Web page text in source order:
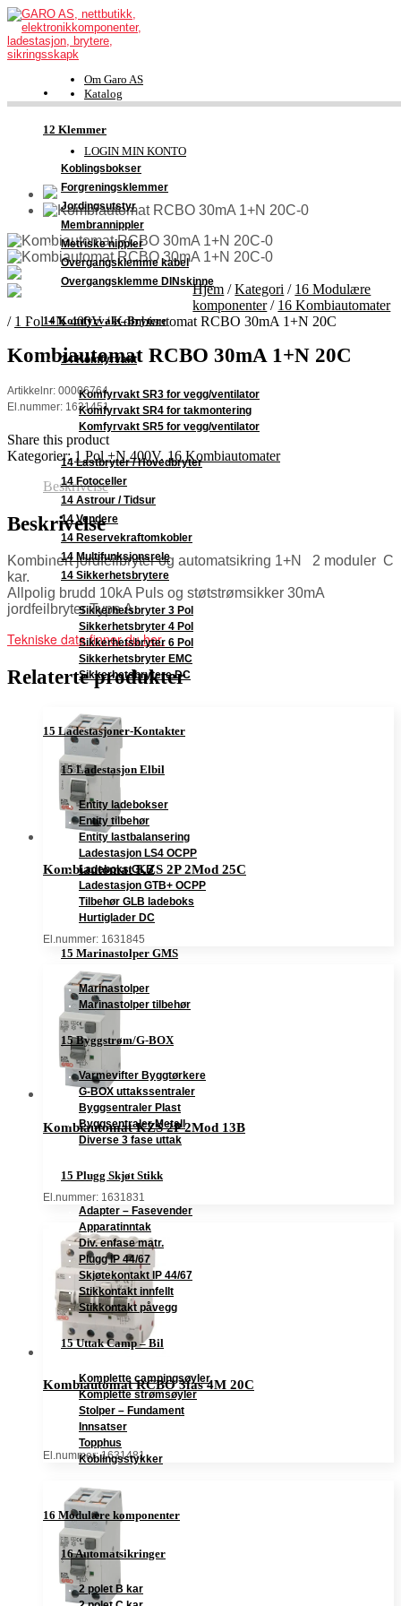
12 Klemmer
Koblingsbokser
Forgreningsklemmer
Jordingsutstyr
Membrannippler
Metriske nippler
Overgangsklemme kabel
Overgangsklemme DINskinne
14 Komfyrvakt–Brytere
14 Komfyrvakt
Komfyrvakt SR3 for vegg/ventilator
Komfyrvakt SR4 for takmontering
Komfyrvakt SR5 for vegg/ventilator
14 Lastbryter / Hovedbryter
14 Fotoceller
14 Astrour / Tidsur
14 Vendere
14 Reservekraftomkobler
14 Multifunksjonsrele
14 Sikkerhetsbrytere
Sikkerhetsbryter 3 Pol
Sikkerhetsbryter 4 Pol
Sikkerhetsbryter 6 Pol
Sikkerhetsbryter EMC
Sikkerhetsbrytere DC
15 Ladestasjoner-Kontakter
15 Ladestasjon Elbil
Entity ladebokser
Entity tilbehør
Entity lastbalansering
Ladestasjon LS4 OCPP
Ladeboks GLB
Ladestasjon GTB+ OCPP
Tilbehør GLB ladeboks
Hurtiglader DC
15 Marinastolper GMS
Marinastolper
Marinastolper tilbehør
15 Byggstrøm/G-BOX
Varmevifter Byggtørkere
G-BOX uttakssentraler
Byggsentraler Plast
Byggsentraler Metall
Diverse 3 fase uttak
15 Plugg Skjøt Stikk
Adapter – Fasevender
Apparatinntak
Div. enfase matr.
Plugg IP 44/67
Skjøtekontakt IP 44/67
Stikkontakt innfellt
Stikkontakt påvegg
15 Uttak Camp – Bil
Komplette campingsøyler
Komplette strømsøyler
Stolper – Fundament
Innsatser
Topphus
Koblingsstykker
16 Modulære komponenter
16 Automatsikringer
2 polet B kar
Om Garo AS
Katalog
FDV-dokumentasjon
Support
LOGIN MIN KONTO
Hjem / Kategori / 16 Modulære
komponenter / 16 Kombiautomater
/ 1 Pol +N 400V /Kombiautomat RCBO 30mA 1+N 20C
Kombiautomat RCBO 30mA 1+N 20C
Artikkelnr: 00006764
El.nummer: 1631451
Share this product
Kategorier:1 Pol +N 400V, 16 Kombiautomater
Beskrivelse
Beskrivelse
Kombinert jordfeilbryter og automatsikring 1+N 2 moduler C
kar.
Allpolig brudd 10kA Puls og støtstrømsikker 30mA
jordfeilbryter Type A.
Tekniske data finner du her.
Relaterte produkter
Kombiautomat KZS 2P 2Mod 25C
El.nummer: 1631845
Kombiautomat KZS 2P 2Mod 13B
El.nummer: 1631831
Kombiautomat RCBO 3fas 4M 20C
El.nummer: 1631481